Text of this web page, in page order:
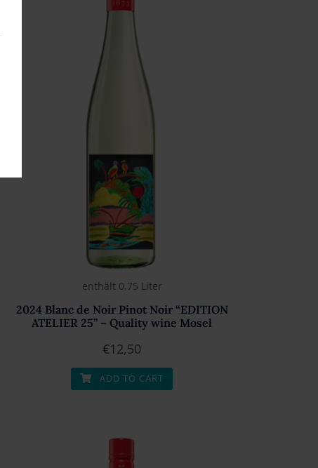
enthält 0,75 Liter
2024 Blanc de Noir Pinot Noir “EDITION
ATELIER 25” – Quality wine Mosel
€12,50
ADD TO CART